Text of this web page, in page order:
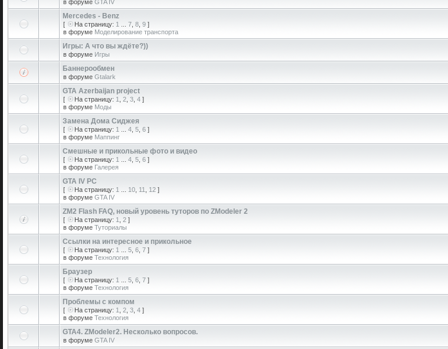
в форуме GTA IV
Mercedes - Benz
[ На страницу: 1 7 8 9 ]
в форуме Моделирование транспорта
Игры: А что вы ждёте?))
в форуме Игры
Баннерообмен
в форуме Gtalark
GTA Azerbaijan project
[ На страницу: 1 2 3 4 ]
в форуме Моды
Замена Дома Сиджея
[ На страницу: 1 4 5 6 ]
в форуме Маппинг
Смешные и прикольные фото и видео
[ На страницу: 1 4 5 6 ]
в форуме Галерея
GTA IV PC
[ На страницу: 1 10 11 12 ]
в форуме GTA IV
ZM2 Flash FAQ, новый уровень туторов по ZModeler 2
[ На страницу: 1 2 ]
в форуме Туториалы
Ссылки на интересное и прикольное
[ На страницу: 1 5 6 7 ]
в форуме Технология
Браузер
[ На страницу: 1 5 6 7 ]
в форуме Технология
Проблемы с компом
[ На страницу: 1 2 3 4 ]
в форуме Технология
GTA4. ZModeler2. Несколько вопросов.
в форуме GTA IV